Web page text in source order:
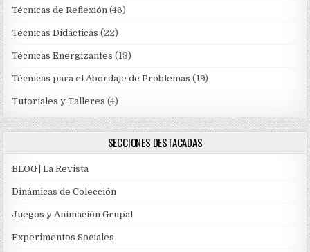
Técnicas de Reflexión (46)
Técnicas Didácticas (22)
Técnicas Energizantes (13)
Técnicas para el Abordaje de Problemas (19)
Tutoriales y Talleres (4)
SECCIONES DESTACADAS
BLOG | La Revista
Dinámicas de Colección
Juegos y Animación Grupal
Experimentos Sociales